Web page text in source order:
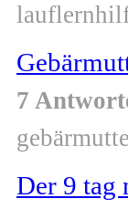
7
Der 9 tag